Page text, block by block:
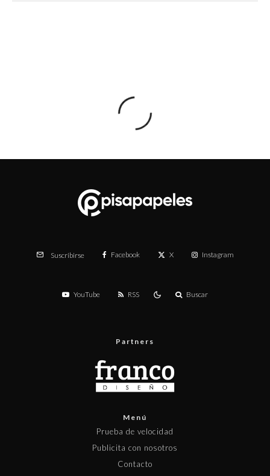
Suscribirse Facebook X Instagram
YouTube RSS Buscar
Partners
Menú
Prueba de velocidad
Publicita con nosotros
Contacto